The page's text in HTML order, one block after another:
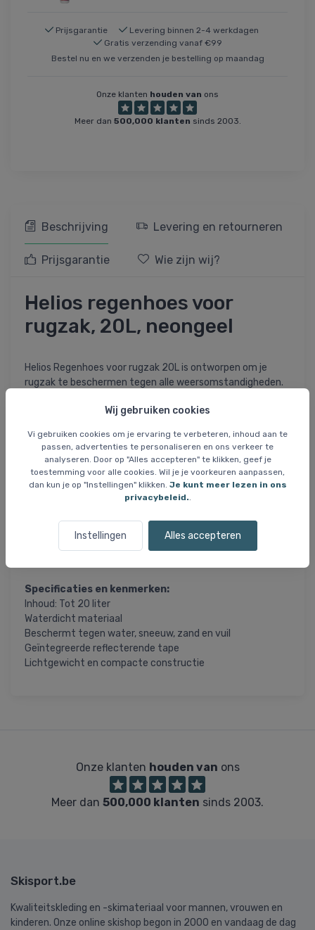
Wij gebruiken cookies
Vi gebruiken cookies om je ervaring te verbeteren, inhoud aan te
passen, advertenties te personaliseren en ons verkeer te
analyseren. Door op "Alles accepteren" te klikken, geef je
toestemming voor alle cookies. Wil je je voorkeuren aanpassen,
dan kun je op "Instellingen" klikken. Je kunt meer lezen in ons
privacybeleid.
Instellingen Alles accepteren
Prijsgarantie
Levering binnen 2-4 werkdagen
Gratis verzending vanaf €99
Bestel nu en we verzenden je bestelling op maandag
Onze klanten houden van ons
Meer dan 500,000 klanten sinds 2003.
Beschrijving Levering en retourneren
Prijsgarantie Wie zijn wij?
Helios regenhoes voor
rugzak, 20L, neongeel
Helios Regenhoes voor rugzak 20L is ontworpen om je
rugzak te beschermen tegen alle weersomstandigheden.
zand, water en sneeuw, waardoor hij geschikt is voor zowel
De regenhoes past op rugzakken tot 20 liter – perfect
voor kleinere rugzakken en tassen. Een geïntegreerd
reflecterend tape detail zorgt voor een goede
zichtbaarheid, waardoor de veiligheid tijdens het reizen in
verbeterd. De lichtgewicht constructie van de regenhoes
maakt hem gemakkelijk op te bergen in je rugzak als je
Specificaties en kenmerken:
Inhoud: Tot 20 liter
Waterdicht materiaal
Beschermt tegen water, sneeuw, zand en vuil
Geïntegreerde reflecterende tape
Lichtgewicht en compacte constructie
Onze klanten houden van ons
Meer dan 500,000 klanten sinds 2003.
Skisport.be
Kwaliteitskleding en -skimateriaal voor mannen, vrouwen en
kinderen. Onze online skishop begon in 2000 en vandaag de dag